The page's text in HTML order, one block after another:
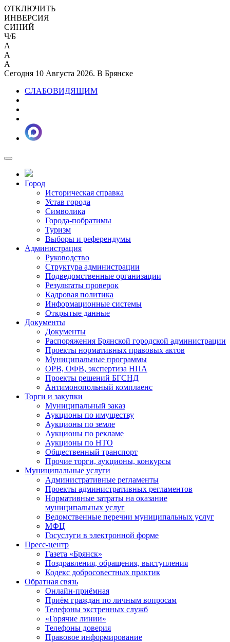
ОТКЛЮЧИТЬ
ИНВЕРСИЯ
СИНИЙ
Ч/Б
A
A
A
Сегодня 10 Августа 2026. В Брянске
СЛАБОВИДЯЩИМ
Город
Историческая справка
Устав города
Символика
Города-побратимы
Туризм
Выборы и референдумы
Администрация
Руководство
Структура администрации
Подведомственные организации
Результаты проверок
Кадровая политика
Информационные системы
Открытые данные
Документы
Документы
Распоряжения Брянской городской администрации
Проекты нормативных правовых актов
Муниципальные программы
ОРВ, ОФВ, экспертиза НПА
Проекты решений БГСНД
Антимонопольный комплаенс
Торги и закупки
Муниципальный заказ
Аукционы по имуществу
Аукционы по земле
Аукционы по рекламе
Аукционы по НТО
Общественный транспорт
Прочие торги, аукционы, конкурсы
Муниципальные услуги
Административные регламенты
Проекты административных регламентов
Нормативные затраты на оказание
муниципальных услуг
Ведомственные перечни муниципальных услуг
МФЦ
Госуслуги в электронной форме
Пресс-центр
Газета «Брянск»
Поздравления, обращения, выступления
Кодекс добросовестных практик
Обратная связь
Онлайн-приёмная
Приём граждан по личным вопросам
Телефоны экстренных служб
«Горячие линии»
Телефоны доверия
Правовое информирование